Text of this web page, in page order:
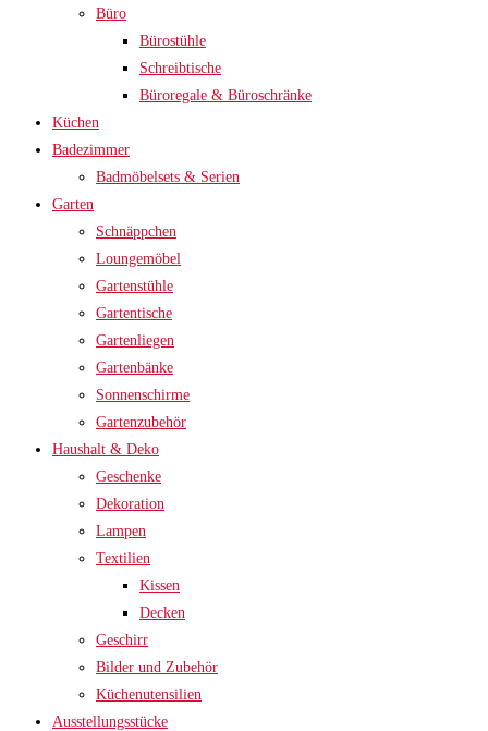
Büro
Bürostühle
Schreibtische
Büroregale & Büroschränke
Küchen
Badezimmer
Badmöbelsets & Serien
Garten
Schnäppchen
Loungemöbel
Gartenstühle
Gartentische
Gartenliegen
Gartenbänke
Sonnenschirme
Gartenzubehör
Haushalt & Deko
Geschenke
Dekoration
Lampen
Textilien
Kissen
Decken
Geschirr
Bilder und Zubehör
Küchenutensilien
Ausstellungsstücke